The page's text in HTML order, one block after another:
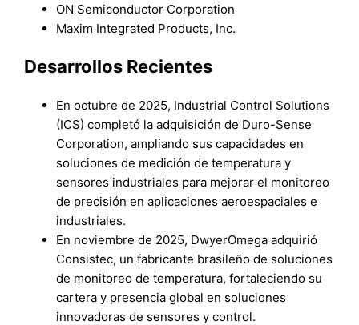
ON Semiconductor Corporation
Maxim Integrated Products, Inc.
Desarrollos Recientes
En octubre de 2025, Industrial Control Solutions
(ICS) completó la adquisición de Duro-Sense
Corporation, ampliando sus capacidades en
soluciones de medición de temperatura y
sensores industriales para mejorar el monitoreo
de precisión en aplicaciones aeroespaciales e
industriales.
En noviembre de 2025, DwyerOmega adquirió
Consistec, un fabricante brasileño de soluciones
de monitoreo de temperatura, fortaleciendo su
cartera y presencia global en soluciones
innovadoras de sensores y control.